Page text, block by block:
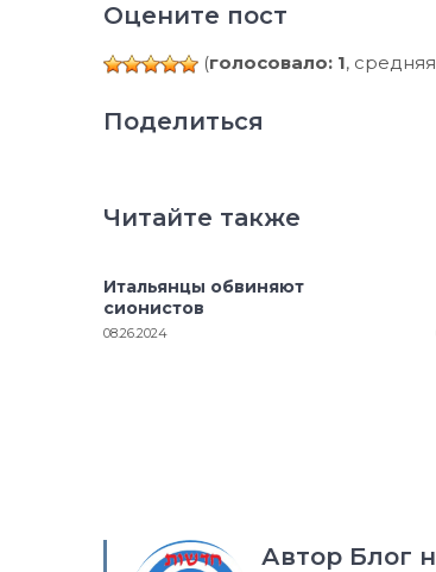
Оцените пост
(голосовало: 1,
Поделиться
Читайте также
Итальянцы обвиняют
сионистов
08.26.2024
Автор Блог